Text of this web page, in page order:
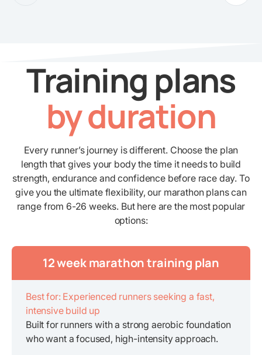
Training plans
by duration
Every runner’s journey is different. Choose the plan
length that gives your body the time it needs to build
strength, endurance and confidence before race day. To
give you the ultimate flexibility, our marathon plans can
range from 6-26 weeks. But here are the most popular
options:
12 week marathon training plan
Best for: Experienced runners seeking a fast,
intensive build up
Built for runners with a strong aerobic foundation
who want a focused, high-intensity approach.